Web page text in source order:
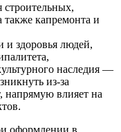
строительных,
капремонта и
и здоровья людей,
наследия —
из-за
напрямую влияет на
оформлении в